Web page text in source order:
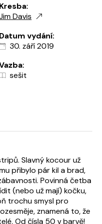
Kresba:
Davis
Datum vydání:
30. září 2019
sešit
Slavný kocour už
přibylo pár kil a brad,
Povinná četba
(nebo už mají) kočku,
trochu smysl pro
znamená to, že
Od čísla 50 v barvě!